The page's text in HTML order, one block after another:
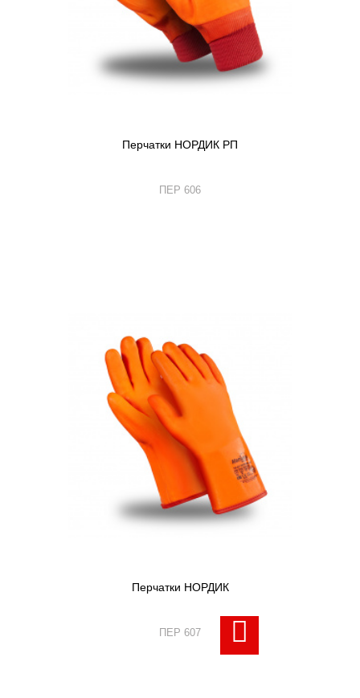
Перчатки НОРДИК РП
ПЕР 606
Перчатки НОРДИК
ПЕР 607